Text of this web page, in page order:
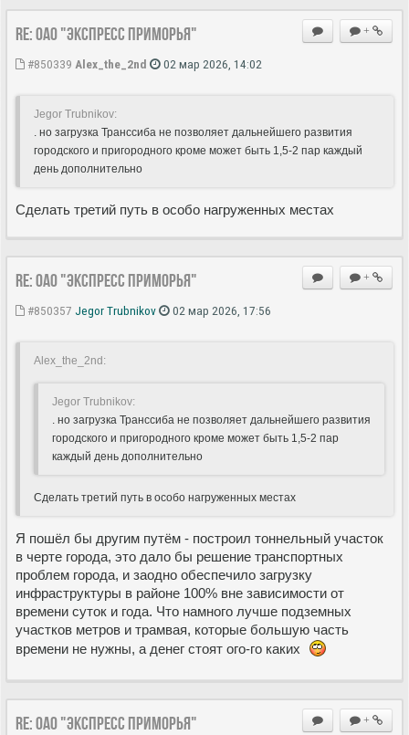
+
Re: ОАО "Экспресс Приморья"
#850339 Alex_the_2nd 02 мар 2026, 14:02
Jegor Trubnikov:
. но загрузка Транссиба не позволяет дальнейшего развития
городского и пригородного кроме может быть 1,5-2 пар каждый
день дополнительно
Сделать третий путь в особо нагруженных местах
+
Re: ОАО "Экспресс Приморья"
#850357 Jegor Trubnikov 02 мар 2026, 17:56
Alex_the_2nd:
Jegor Trubnikov:
. но загрузка Транссиба не позволяет дальнейшего развития
городского и пригородного кроме может быть 1,5-2 пар
каждый день дополнительно
Сделать третий путь в особо нагруженных местах
Я пошёл бы другим путём - построил тоннельный участок
в черте города, это дало бы решение транспортных
проблем города, и заодно обеспечило загрузку
инфраструктуры в районе 100% вне зависимости от
времени суток и года. Что намного лучше подземных
участков метров и трамвая, которые большую часть
времени не нужны, а денег стоят ого-го каких
+
Re: ОАО "Экспресс Приморья"